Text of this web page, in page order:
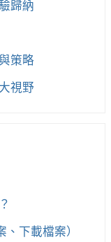
歸納
策略
視野
、下載檔案）